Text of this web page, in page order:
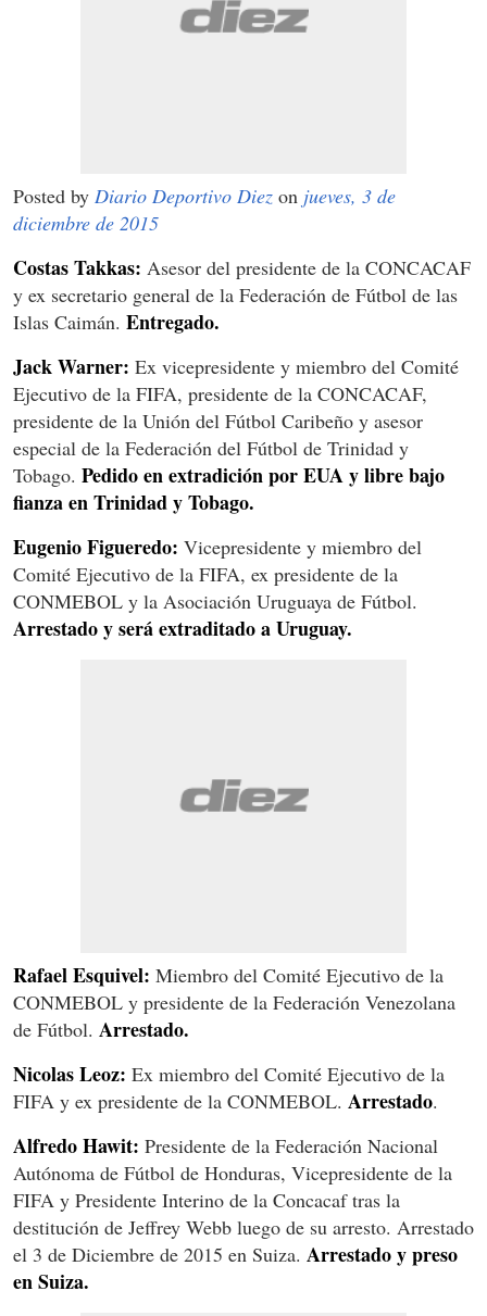
Posted by Diario Deportivo Diez on jueves, 3 de
diciembre de 2015
Costas Takkas: Asesor del presidente de la CONCACAF
y ex secretario general de la Federación de Fútbol de las
Islas Caimán. Entregado.
Jack Warner: Ex vicepresidente y miembro del Comité
Ejecutivo de la FIFA, presidente de la CONCACAF,
presidente de la Unión del Fútbol Caribeño y asesor
especial de la Federación del Fútbol de Trinidad y
Tobago. Pedido en extradición por EUA y libre bajo
fianza en Trinidad y Tobago.
Eugenio Figueredo: Vicepresidente y miembro del
Comité Ejecutivo de la FIFA, ex presidente de la
CONMEBOL y la Asociación Uruguaya de Fútbol.
Arrestado y será extraditado a Uruguay.
Rafael Esquivel: Miembro del Comité Ejecutivo de la
CONMEBOL y presidente de la Federación Venezolana
de Fútbol. Arrestado.
Nicolas Leoz: Ex miembro del Comité Ejecutivo de la
FIFA y ex presidente de la CONMEBOL. Arrestado.
Alfredo Hawit: Presidente de la Federación Nacional
Autónoma de Fútbol de Honduras, Vicepresidente de la
FIFA y Presidente Interino de la Concacaf tras la
destitución de Jeffrey Webb luego de su arresto. Arrestado
el 3 de Diciembre de 2015 en Suiza. Arrestado y preso
en Suiza.